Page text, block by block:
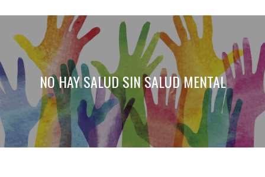
NO HAY SALUD SIN SALUD MENTAL